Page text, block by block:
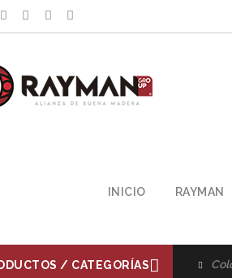
INICIO RAYMAN
/ CATEGORÍAS
Green/Dark